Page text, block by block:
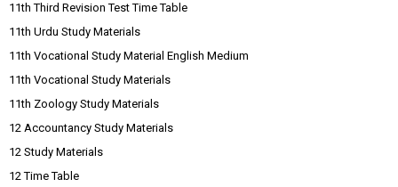
11th Third Revision Test Time Table
11th Urdu Study Materials
11th Vocational Study Material English Medium
11th Vocational Study Materials
11th Zoology Study Materials
12 Accountancy Study Materials
12 Study Materials
12 Time Table